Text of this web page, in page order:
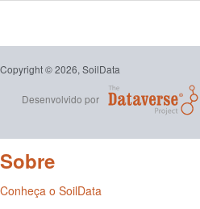
Copyright © 2026, SoilData
Desenvolvido por
Sobre
Conheça o SoilData